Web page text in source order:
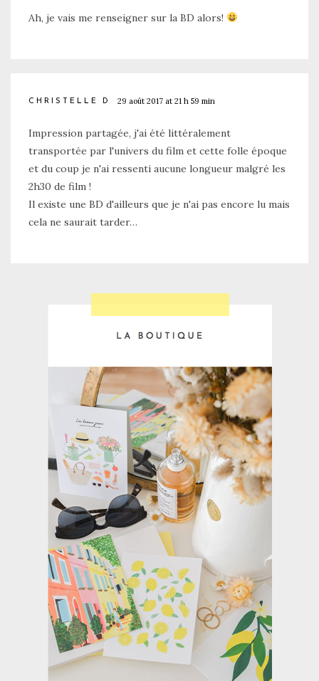
Ah, je vais me renseigner sur la BD alors!
CHRISTELLE D 29 août 2017 at 21 h 59 min
Impression partagée, j'ai été littéralement
transportée par l'univers du film et cette folle époque
et du coup je n'ai ressenti aucune longueur malgré les
2h30 de film !
Il existe une BD d'ailleurs que je n'ai pas encore lu mais
cela ne saurait tarder…